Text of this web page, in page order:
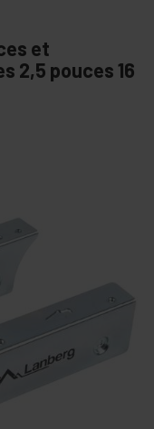
et
2,5 pouces 16